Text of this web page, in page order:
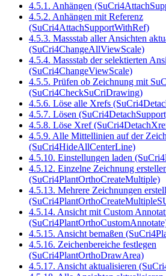
4.5.1. Anhängen
4.5.2. Anhängen mit Referenz
(SuCri4AttachSupportWithRef)
4.5.3. Massstab aller Ansichten
(SuCri4ChangeAllViewScale)
4.5.4. Massstab der selektierten
(SuCri4ChangeViewScale)
4.5.5. Prüfen ob Zeichnung mit
(SuCri4CheckSuCriDrawing)
4.5.6. Löse alle Xrefs
4.5.7. Lösen
4.5.8. Löse Xref
4.5.9. Alle Mittellinien auf der
(SuCri4HideAllCenterLine)
4.5.10. Einstellungen laden
4.5.12. Einzelne Zeichnung
(SuCri4PlantOrthoCreateMultiple)
4.5.13. Mehrere Zeichnungen
4.5.14. Ansicht mit Custom
4.5.15. Ansicht bemaßen
4.5.16. Zeichenbereiche festlegen
(SuCri4PlantOrthoDrawArea)
4.5.17. Ansicht aktualisieren